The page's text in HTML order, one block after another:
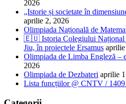
2026
„Istorie și societate în
aprilie 2, 2026
Olimpiada Națională de
🇪🇺 Istoria Colegiului Național
Jiu, în proiectele Ersamus
Olimpiada de Limba Engleză –
2026
Olimpiada de Dezbateri aprilie
Lista funcțiilor @ CNTV / 1409